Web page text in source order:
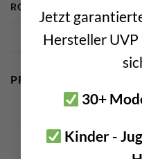
Jetzt
Hersteller UVP
30+
Kinder -
ROUTEN BEANSPRUCHUNG
PRODUKTSICHERHEIT